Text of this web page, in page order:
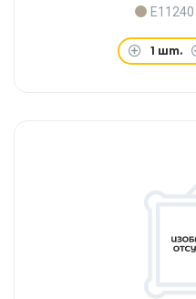
E11240
1 шт.